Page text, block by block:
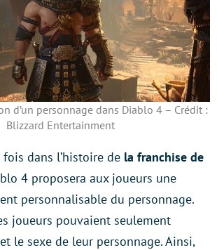
d’un personnage dans Diablo 4 – Crédit :
Blizzard Entertainment
dans l’histoire de la franchise de
4 proposera aux joueurs une
personnalisable du personnage.
joueurs pouvaient seulement
le sexe de leur personnage. Ainsi,